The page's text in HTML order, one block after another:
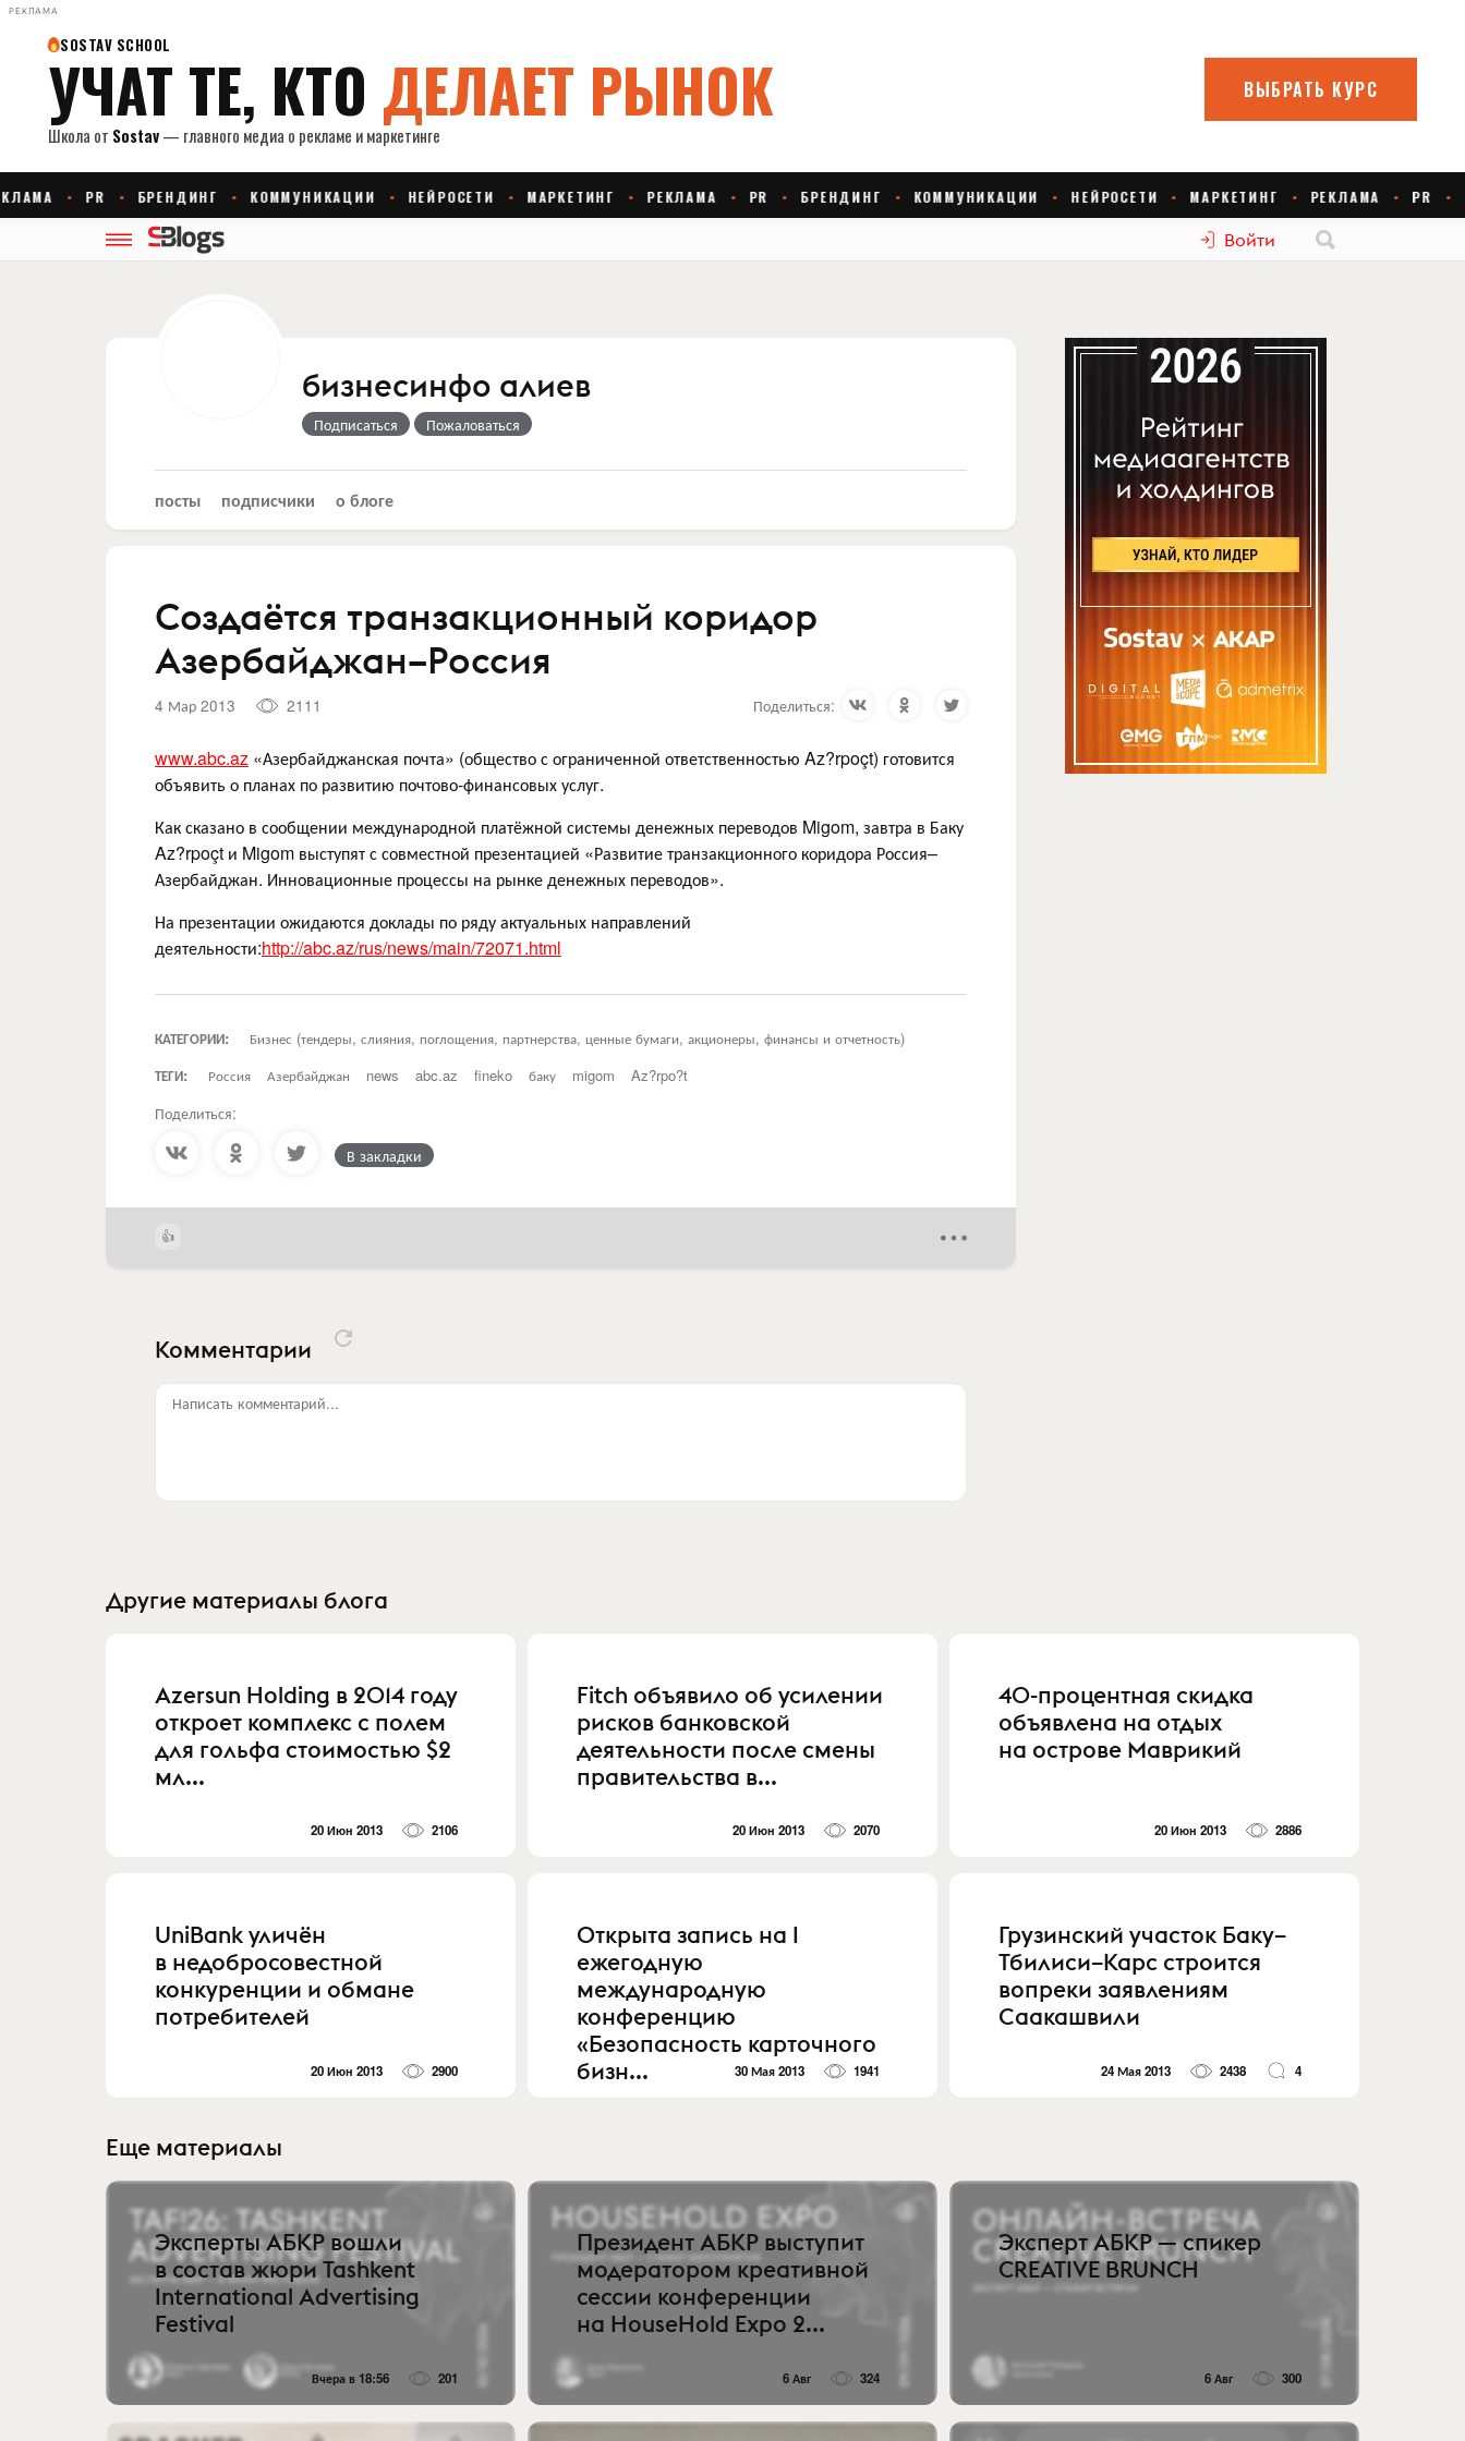
РЕКЛАМА
Войти
бизнесинфо алиев
Подписаться Пожаловаться
посты подписчики о блоге
Создаётся транзакционный коридор
Азербайджан–Россия
4 Мар 2013 2111 Поделиться:
www.abc.az «Азербайджанская почта» (общество с ограниченной ответственностью Az?rpoçt) готовится
объявить о планах по развитию почтово-финансовых услуг.
Как сказано в сообщении международной платёжной системы денежных переводов Migom, завтра в Баку
Az?rpoçt и Migom выступят с совместной презентацией «Развитие транзакционного коридора Россия–
Азербайджан. Инновационные процессы на рынке денежных переводов».
На презентации ожидаются доклады по ряду актуальных направлений
деятельности:http://abc.az/rus/news/main/72071.html
КАТЕГОРИИ:
Бизнес (тендеры, слияния, поглощения, партнерства, ценные бумаги, акционеры, финансы и отчетность)
ТЕГИ:
Россия Азербайджан news abc.az fineko баку migom Az?rpo?t
Поделиться:
В закладки
Комментарии
Написать комментарий...
Другие материалы блога
Azersun Holding в 2014 году
откроет комплекс с полем
для гольфа стоимостью $2
мл...
20 Июн 2013 2106
Fitch объявило об усилении
рисков банковской
деятельности после смены
правительства в...
20 Июн 2013 2070
40-процентная скидка
объявлена на отдых
на острове Маврикий
20 Июн 2013 2886
UniBank уличён
в недобросовестной
конкуренции и обмане
потребителей
20 Июн 2013 2900
Открыта запись на I
ежегодную
международную
конференцию
«Безопасность карточного
бизн...
30 Мая 2013 1941
Грузинский участок Баку–
Тбилиси–Карс строится
вопреки заявлениям
Саакашвили
24 Мая 2013 2438 4
Еще материалы
Эксперты АБКР вошли
в состав жюри Tashkent
International Advertising
Festival
Вчера в 18:56 201
Президент АБКР выступит
модератором креативной
сессии конференции
на HouseHold Expo 2...
6 Авг 324
Эксперт АБКР — спикер
CREATIVE BRUNCH
6 Авг 300